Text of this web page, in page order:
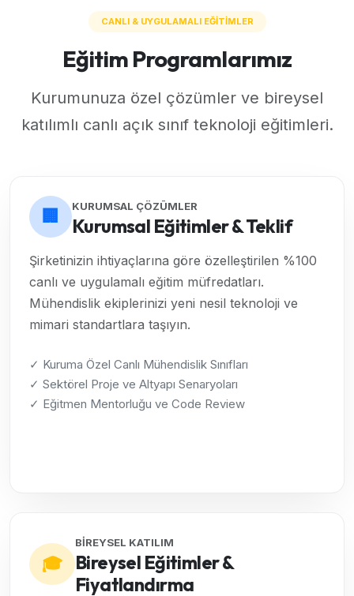
CANLI & UYGULAMALI EĞİTİMLER
Eğitim Programlarımız
Kurumunuza özel çözümler ve bireysel
katılımlı canlı açık sınıf teknoloji eğitimleri.
🏢 KURUMSAL ÇÖZÜMLER
Kurumsal Eğitimler & Teklif
Şirketinizin ihtiyaçlarına göre özelleştirilen %100
canlı ve uygulamalı eğitim müfredatları.
Mühendislik ekiplerinizi yeni nesil teknoloji ve
mimari standartlara taşıyın.
✓ Kuruma Özel Canlı Mühendislik Sınıfları
✓ Sektörel Proje ve Altyapı Senaryoları
✓ Eğitmen Mentorluğu ve Code Review
🎓
BİREYSEL KATILIM
Bireysel Eğitimler &
Fiyatlandırma